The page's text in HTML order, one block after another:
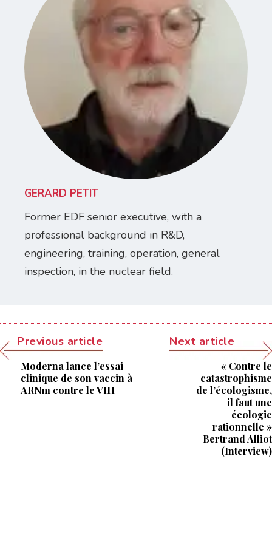
GERARD PETIT
Former EDF senior executive, with a
professional background in R&D,
engineering, training, operation, general
inspection, in the nuclear field.
Previous article
Moderna lance l’essai
clinique de son vaccin à
ARNm contre le VIH
Next article
« Contre le
catastrophisme
de l’écologisme,
il faut une
écologie
rationnelle »
Bertrand Alliot
(Interview)